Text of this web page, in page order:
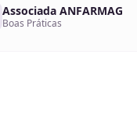
Associada ANFARMAG
Boas Práticas